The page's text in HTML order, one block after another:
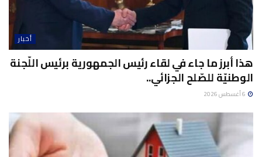
أخبار
هذا أبرز ما جاء في لقاء رئيس الجمهورية برئيس اللّجنة
الوطنيّة للصّلح الجزائي..